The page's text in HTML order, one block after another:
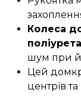
Колеса
шум при
Цей
центрів